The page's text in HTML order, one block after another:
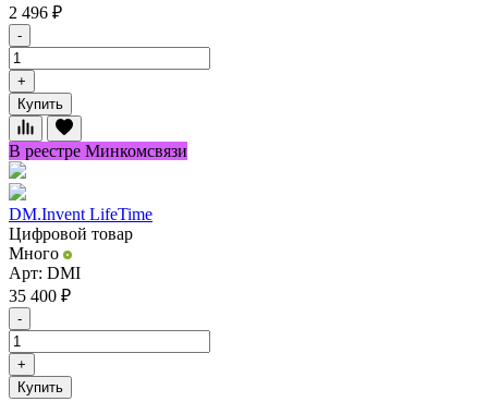
2 496 ₽
-
+
Купить
В реестре Минкомсвязи
DM.Invent LifeTime
Цифровой товар
Много
Арт: DMI
35 400 ₽
-
+
Купить